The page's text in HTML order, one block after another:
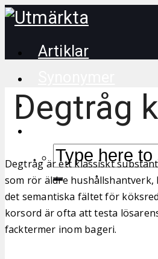
Artiklar
Korsordstips
Degtråg
Degtråg är ett klassiskt
som rör äldre
det semantiska fältet för
korsord är ofta att testa
facktermer inom bageri.